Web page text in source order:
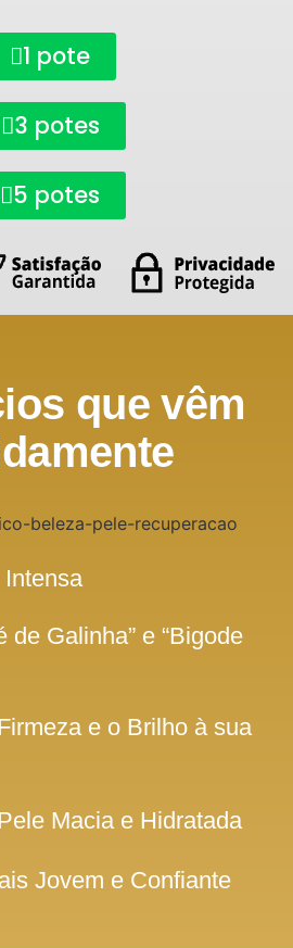
1 pote
3 potes
5 potes
que vêm
de Galinha” e “Bigode
e o Brilho à sua
Macia e Hidratada
Jovem e Confiante